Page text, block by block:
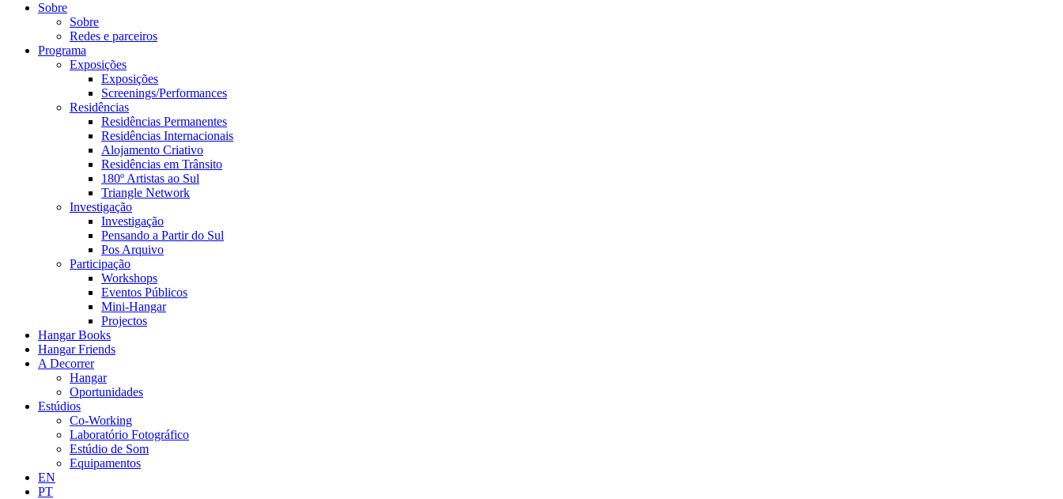
Sobre
Sobre
Redes e parceiros
Programa
Exposições
Exposições
Screenings/Performances
Residências
Residências Permanentes
Residências Internacionais
Alojamento Criativo
Residências em Trânsito
180º Artistas ao Sul
Triangle Network
Investigação
Investigação
Pensando a Partir do Sul
Pos Arquivo
Participação
Workshops
Eventos Públicos
Mini-Hangar
Projectos
Hangar Books
Hangar Friends
A Decorrer
Hangar
Oportunidades
Estúdios
Co-Working
Laboratório Fotográfico
Estúdio de Som
Equipamentos
EN
PT